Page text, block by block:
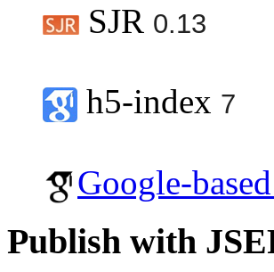
SJR 0.13
h5-index 7
Google-
Publish with